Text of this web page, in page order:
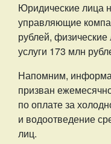
Юридические лица
управляющие
рублей,
услуги 173 млн
Напомним,
призван
по оплате за
и водоотведение
лиц.